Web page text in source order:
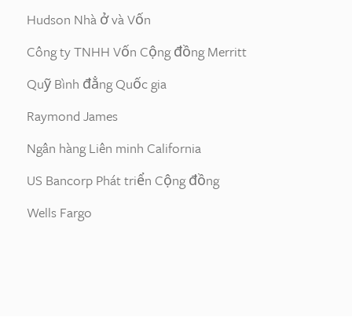
Hudson Nhà ở và Vốn
Công ty TNHH Vốn Cộng đồng Merritt
Quỹ Bình đẳng Quốc gia
Raymond James
Ngân hàng Liên minh California
US Bancorp Phát triển Cộng đồng
Wells Fargo